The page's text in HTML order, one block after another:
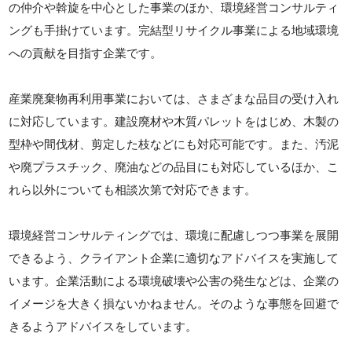
の仲介や斡旋を中心とした事業のほか、環境経営コンサルティ
ングも手掛けています。完結型リサイクル事業による地域環境
への貢献を目指す企業です。
産業廃棄物再利用事業においては、さまざまな品目の受け入れ
に対応しています。建設廃材や木質パレットをはじめ、木製の
型枠や間伐材、剪定した枝などにも対応可能です。また、汚泥
や廃プラスチック、廃油などの品目にも対応しているほか、こ
れら以外についても相談次第で対応できます。
環境経営コンサルティングでは、環境に配慮しつつ事業を展開
できるよう、クライアント企業に適切なアドバイスを実施して
います。企業活動による環境破壊や公害の発生などは、企業の
イメージを大きく損ないかねません。そのような事態を回避で
きるようアドバイスをしています。